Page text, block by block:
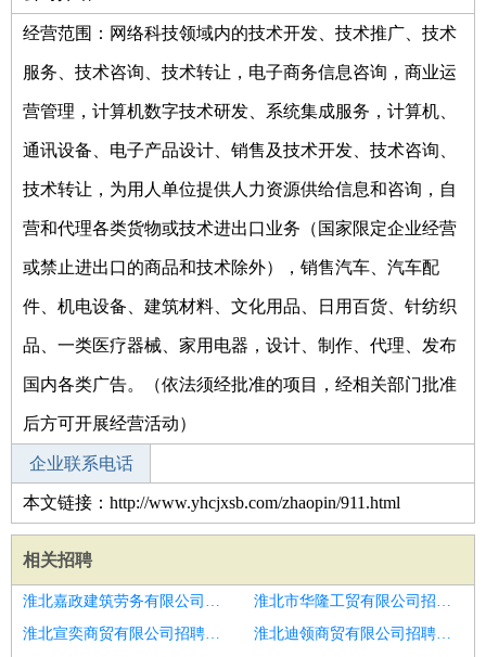
经营范围：网络科技领域内的技术开发、技术推广、技术
服务、技术咨询、技术转让，电子商务信息咨询，商业运
营管理，计算机数字技术研发、系统集成服务，计算机、
通讯设备、电子产品设计、销售及技术开发、技术咨询、
技术转让，为用人单位提供人力资源供给信息和咨询，自
营和代理各类货物或技术进出口业务（国家限定企业经营
或禁止进出口的商品和技术除外），销售汽车、汽车配
件、机电设备、建筑材料、文化用品、日用百货、针纺织
品、一类医疗器械、家用电器，设计、制作、代理、发布
国内各类广告。（依法须经批准的项目，经相关部门批准
后方可开展经营活动）
企业联系电话
本文链接：http://www.yhcjxsb.com/zhaopin/911.html
相关招聘
淮北嘉政建筑劳务有限公司招聘包吃包住＋月薪五千＋保安
淮北市华隆工贸有限公司招聘厂区保安
淮北宣奕商贸有限公司招聘保安经理
淮北迪领商贸有限公司招聘巡逻保安＋无须经验＋坐着上班